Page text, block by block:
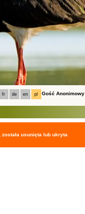
fr de en pl Gość Anonimowy
usunięta lub ukryta